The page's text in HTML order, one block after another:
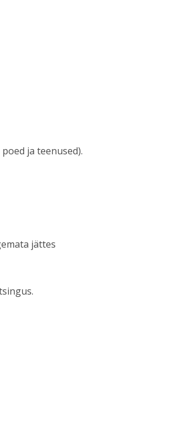
ja teenused).
jättes